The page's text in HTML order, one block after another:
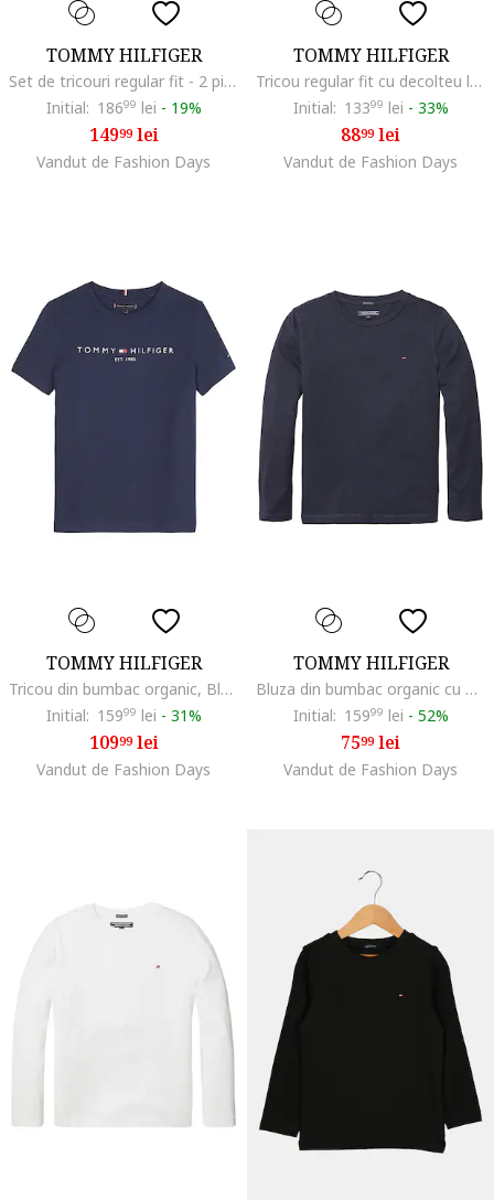
TOMMY HILFIGER
Set de tricouri regular fit - 2 piese, Negru/Alb optic
Initial: 18699 lei - 19%
14999lei
Vandut de Fashion Days
TOMMY HILFIGER
Tricou regular fit cu decolteu la baza gatului, Alb optic
Initial: 13399 lei - 33%
8899lei
Vandut de Fashion Days
TOMMY HILFIGER
Tricou din bumbac organic, Bleumarin
Initial: 15999 lei - 31%
10999lei
Vandut de Fashion Days
TOMMY HILFIGER
Bluza din bumbac organic cu detaliu logo, Bleumarin
Initial: 15999 lei - 52%
7599lei
Vandut de Fashion Days